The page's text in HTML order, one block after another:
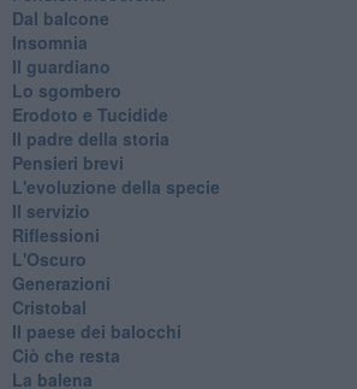
Dal balcone
Insomnia
Il guardiano
Lo sgombero
Erodoto e Tucidide
Il padre della storia
Pensieri brevi
L'evoluzione della specie
Il servizio
Riflessioni
L'Oscuro
Generazioni
Cristobal
Il paese dei balocchi
Ciò che resta
La balena